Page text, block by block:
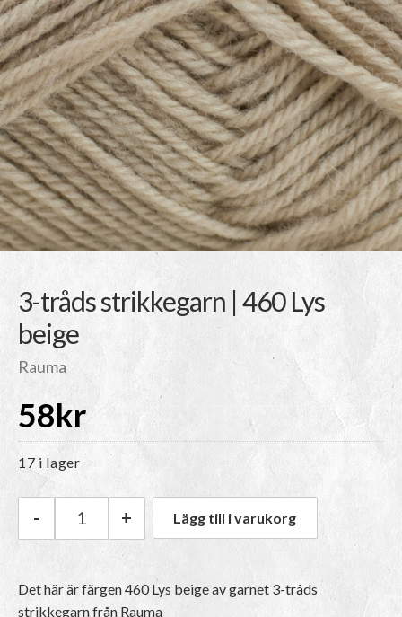
3-tråds strikkegarn | 460 Lys
beige
Rauma
58kr
17 i lager
Rauma 3-tråds strikkegarn | 460 Lys beige
- + Lägg till i varukorg
Det här är färgen460 Lys beigeav garnet 3-tråds
strikkegarnfrån Rauma